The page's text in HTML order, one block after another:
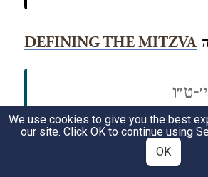
DEFINING THE MITZVA
ט״ו
שָׁבֻעוֹת֙ לַה' אֱלֹקֶ֔יךָ
יָדְךָ֖ אֲשֶׁ֣ר תִּתֵּ֑ן כַּאֲשֶׁ֥ר
We use cookies to give you the best
our site. Click OK to continue using
OK